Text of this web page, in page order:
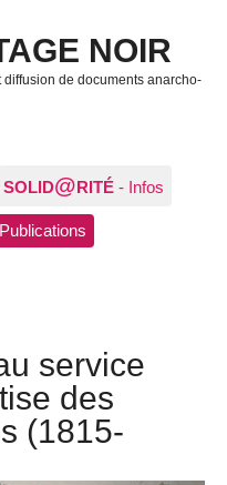
NOIR
diffusion de documents anarcho-
SOLID@RITÉ - Infos
service
des
(1815-